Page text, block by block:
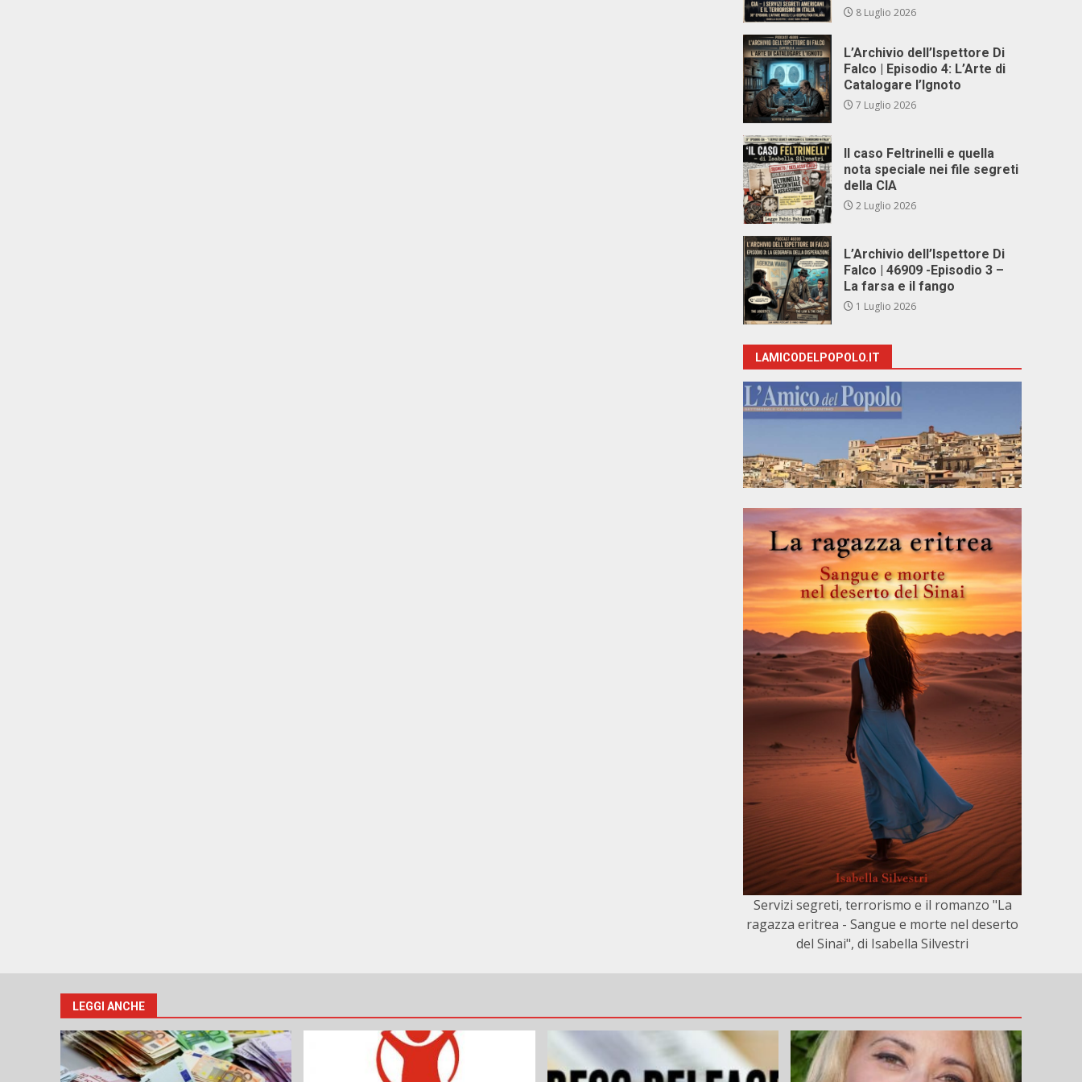
8 Luglio 2026
L’Archivio dell’Ispettore Di
Falco | Episodio 4: L’Arte di
Catalogare l’Ignoto
7 Luglio 2026
Il caso Feltrinelli e quella
nota speciale nei file segreti
della CIA
2 Luglio 2026
L’Archivio dell’Ispettore Di
Falco | 46909 -Episodio 3 –
La farsa e il fango
1 Luglio 2026
LAMICODELPOPOLO.IT
Servizi segreti, terrorismo e il romanzo "La
ragazza eritrea - Sangue e morte nel deserto
del Sinai", di Isabella Silvestri
LEGGI ANCHE